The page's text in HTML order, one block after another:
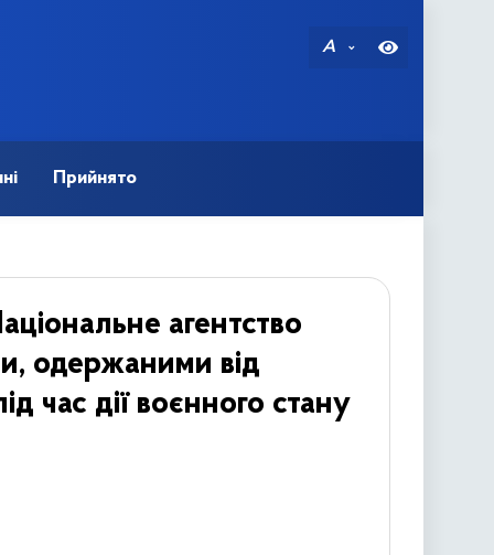
A
Прийнято
агентство
одержаними від
час дії воєнного стану